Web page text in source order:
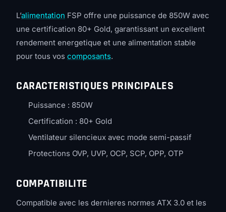
L’alimentation FSP offre une puissance de 850W avec
une certification 80+ Gold, garantissant un excellent
rendement energetique et une alimentation stable
pour tous vos composants.
CARACTERISTIQUES PRINCIPALES
Puissance : 850W
Certification : 80+ Gold
Ventilateur silencieux avec mode semi-passif
Protections OVP, UVP, OCP, SCP, OPP, OTP
COMPATIBILITE
Compatible avec les dernieres normes ATX 3.0 et les